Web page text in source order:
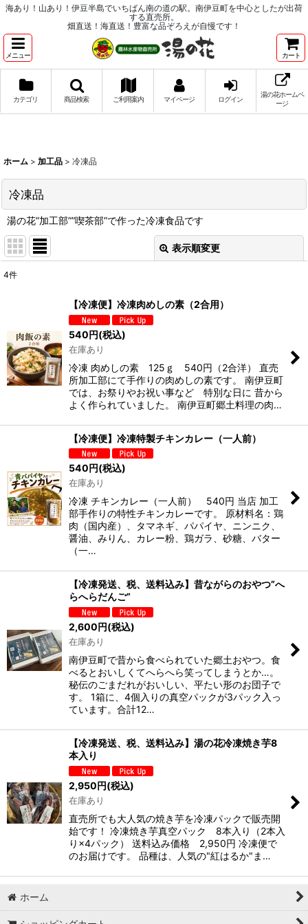
海あり！山あり！伊豆半島でいちばん南の道の駅。南伊豆町を中心としたが出荷
する直売所。
畑直送！海直送！豊富な品ぞろえが自慢です！
メニュー カート
カテゴリ 商品検索 ご利用案内 マイページ ログイン
湯の花ホームペ
ージ
ホーム > 加工品 > 冷凍品
冷凍品
湯の花”加工部””喫茶部”で作った冷凍食品です
表示順変更
絞り込む
4件
【冷凍便】冷凍肉めしの素（2合用）
540円(税込)
在庫あり
冷凍 肉めしの素 125ｇ 540円（2合洋） 直売
所加工部にて手作りの肉めしの素です。 南伊豆町
では、お祭りやお祝い事など 特別な日に 昔から
よく作られていました。 南伊豆町郷土料理の肉…
【冷凍便】冷凍特製チキンカレー（一人前）
540円(税込)
在庫あり
冷凍 チキンカレー（一人前） 540円 当店 加工
部手作りの特性チキンカレーです。 原材料名：鶏
肉（国内産）、タマネギ、パパイヤ、ニンニク、
醤油、みりん、カレー粉、鶏ガラ、砂糖、バター
（一…
【冷凍発送、税、送料込み】昔ながらのおやつ”へ
らへらだんご”
2,600円(税込)
在庫あり
南伊豆町で昔から食べられていた郷土おやつ。食
べるとおいしくてへらへら笑ってしまうとか…。
秘伝のごまだれがおいしい、平たい形のお団子で
す。 1箱に、4個入りの真空パックが3パック入っ
ています。合計12…
【冷凍発送、税、送料込み】湯の花冷凍焼き芋8
本入り
2,950円(税込)
在庫あり
直売所でも大人気の焼き芋を冷凍パックで販売開
始です！ 冷凍焼き芋真空パック 8本入り（2本入
り×4パック） 送料込み価格 2,950円 冷凍便で
のお届けです。 品種は、人気の"紅はるか"ま…
ホーム